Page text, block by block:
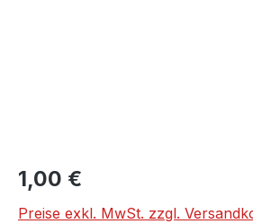
Regulärer Preis:
1,00 €
Preise exkl. MwSt. zzgl.